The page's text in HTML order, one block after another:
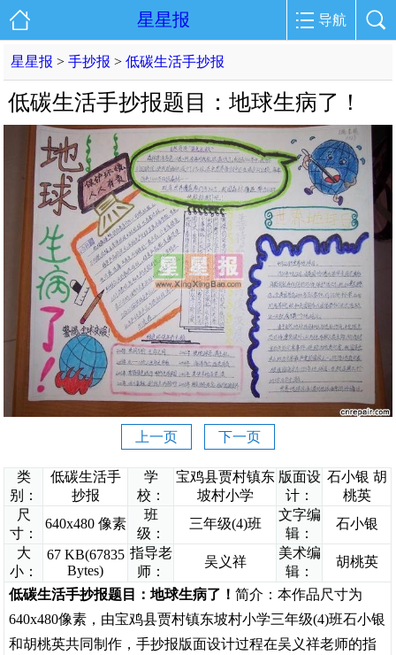
星星报 导航
星星报 >手抄报 >低碳生活手抄报
低碳生活手抄报题目：地球生病了！
上一页 下一页
类
别：
低碳生活手
抄报
学
校：
宝鸡县贾村镇东
坡村小学
版面设
计：
石小银 胡
桃英
尺
寸：
640x480 像素
班
级：
三年级(4)班
文字编
辑：
石小银
大
小：
67 KB(67835
Bytes)
指导老
师：
吴义祥
美术编
辑：
胡桃英
低碳生活手抄报题目：地球生病了！简介：本作品尺寸为
640x480像素，由宝鸡县贾村镇东坡村小学三年级(4)班石小银
和胡桃英共同制作，手抄报版面设计过程在吴义祥老师的指